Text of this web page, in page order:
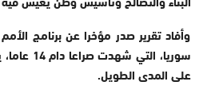
وأفاد تقرير صدر مؤخرا عن برنامج
سوريا،
على المدى الطويل.